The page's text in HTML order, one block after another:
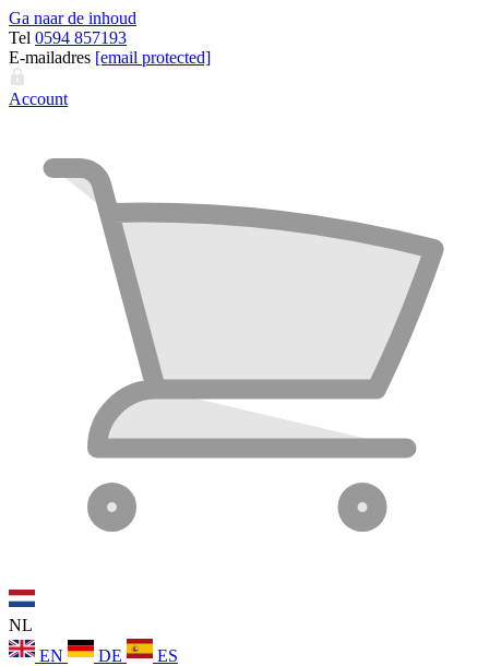
Ga naar de inhoud
Tel 0594 857193
E-mailadres [email protected]
Account
NL
EN
DE ES